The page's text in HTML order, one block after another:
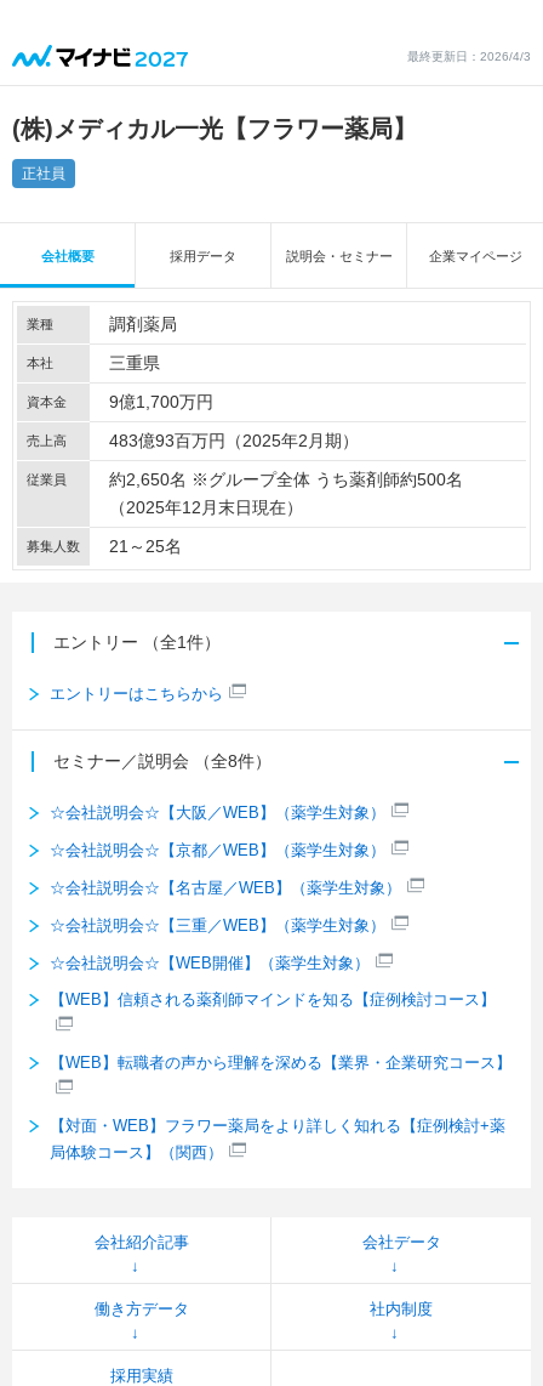
最終更新日：2026/4/3
(株)メディカル一光【フラワー薬局】
正社員
会社概要 採用データ 説明会・セミナー 企業マイページ
業種 調剤薬局
本社 三重県
資本金 9億1,700万円
売上高 483億93百万円（2025年2月期）
従業員
約2,650名 ※グループ全体 うち薬剤師約500名
（2025年12月末日現在）
募集人数 21～25名
エントリー （全1件）
エントリーはこちらから
セミナー／説明会 （全8件）
☆会社説明会☆【大阪／WEB】（薬学生対象）
☆会社説明会☆【京都／WEB】（薬学生対象）
☆会社説明会☆【名古屋／WEB】（薬学生対象）
☆会社説明会☆【三重／WEB】（薬学生対象）
☆会社説明会☆【WEB開催】（薬学生対象）
【WEB】信頼される薬剤師マインドを知る【症例検討コース】
【WEB】転職者の声から理解を深める【業界・企業研究コース】
【対面・WEB】フラワー薬局をより詳しく知れる【症例検討+薬
局体験コース】（関西）
会社紹介記事 会社データ
働き方データ 社内制度
採用実績